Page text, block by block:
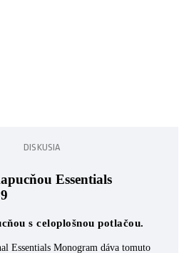
DISKUSIA
Essentials
s celoplošnou potlačou.
Essentials Monogram dáva tomuto